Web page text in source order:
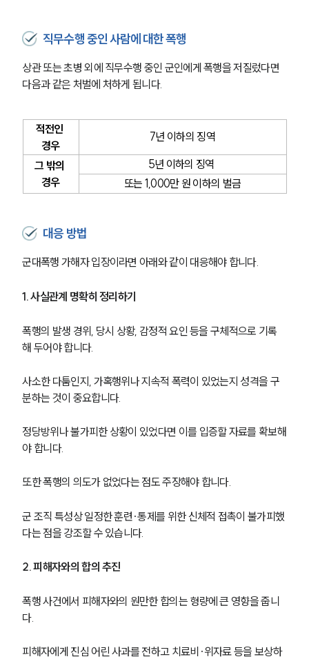
군전문변호사
소식/자료
공지사항
법률 블로그
법률서식
뉴스레터/브로슈어
세미나
직무수행 중인 사람에 대한 폭행
상관 또는 초병 외에 직무수행 중인 군인에게 폭행을 저질렀다면
다음과 같은 처벌에 처하게 됩니다.
적전인
경우
7년 이하의 징역
그 밖의
경우
5년 이하의 징역
또는 1,000만 원 이하의 벌금
대응 방법
군대폭행 가해자 입장이라면 아래와 같이 대응해야 합니다.
1. 사실관계 명확히 정리하기
폭행의 발생 경위, 당시 상황, 감정적 요인 등을 구체적으로 기록
해 두어야 합니다.
사소한 다툼인지, 가혹행위나 지속적 폭력이 있었는지 성격을 구
분하는 것이 중요합니다.
정당방위나 불가피한 상황이 있었다면 이를 입증할 자료를 확보해
야 합니다.
또한 폭행의 의도가 없었다는 점도 주장해야 합니다.
군 조직 특성상 일정한 훈련·통제를 위한 신체적 접촉이 불가피했
다는 점을 강조할 수 있습니다.
2. 피해자와의 합의 추진
폭행 사건에서 피해자와의 원만한 합의는 형량에 큰 영향을 줍니
다.
피해자에게 진심 어린 사과를 전하고 치료비·위자료 등을 보상하